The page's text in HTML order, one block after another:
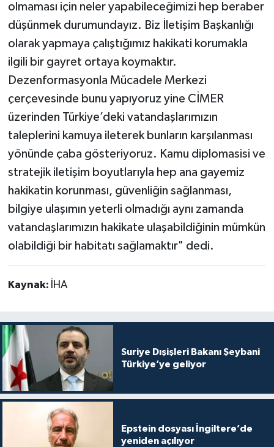
olmaması için neler yapabileceğimizi hep beraber
düşünmek durumundayız. Biz İletişim Başkanlığı
olarak yapmaya çalıştığımız hakikati korumakla
ilgili bir gayret ortaya koymaktır.
Dezenformasyonla Mücadele Merkezi
çerçevesinde bunu yapıyoruz yine CİMER
üzerinden Türkiye’deki vatandaşlarımızın
taleplerini kamuya ileterek bunların karşılanması
yönünde çaba gösteriyoruz. Kamu diplomasisi ve
stratejik iletişim boyutlarıyla hep ana gayemiz
hakikatin korunması, güvenliğin sağlanması,
bilgiye ulaşımın yeterli olmadığı aynı zamanda
vatandaşlarımızın hakikate ulaşabildiğinin mümkün
olabildiği bir habitatı sağlamaktır" dedi.
Kaynak: İHA
Suriye Dışişleri Bakanı Şeybani
Türkiye’ye geliyor
Epstein dosyası İngiltere’de
yeniden açılıyor